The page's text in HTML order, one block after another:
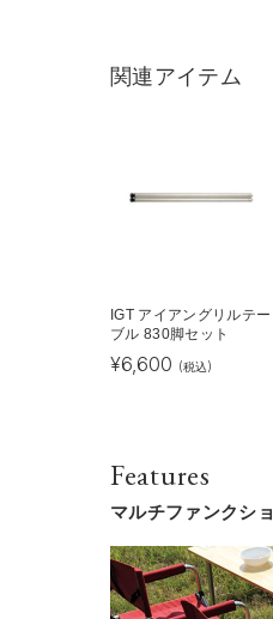
関連アイテム
IGT アイアングリルテー
ブル 830脚セット
¥6,600 (税込)
Features
マルチファンクシ